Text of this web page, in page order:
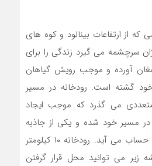
که از ارتفاعات بینالود و کوه های
سرچشمه می گیرد زندگی را برای
آورده و موجب رویش گیاهان
گشته است. رودخانه در مسیر
متعددی می گذرد که موجب ایجاد
مسیر خود شده و یکی از جاذبه
های گردشگری بوژان به حساب می آید. رودخانه ۱۰ کیلومتر
می توانید محل قرار گرفتن